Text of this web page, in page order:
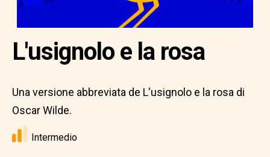
L'usignolo e la rosa
Una versione abbreviata de L'usignolo e la rosa di
Oscar Wilde.
Intermedio